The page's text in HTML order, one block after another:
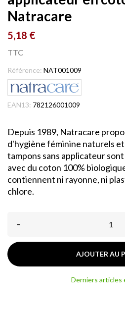
Natracare
5,18 €
TTC
Référence: NAT001009
EAN13: 782126001009
Depuis 1989, Natracare
d'hygiène féminine naturels
tampons sans applicateur
avec du coton 100%
contiennent ni rayonne, ni
chlore.
–
AJOUTER AU
Derniers articles